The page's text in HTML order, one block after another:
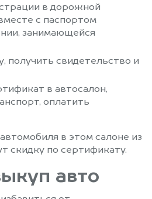
в дорожной
с паспортом
занимающейся
получить свидетельство и
в автосалон,
оплатить
в этом салоне из
скидку по сертификату.
авто